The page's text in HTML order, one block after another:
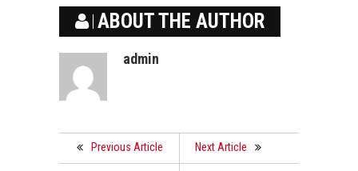
ABOUT THE AUTHOR
admin
Previous Article Next Article